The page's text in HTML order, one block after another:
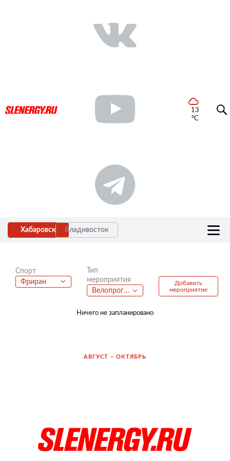
13
°C
Хабаровск Владивосток
Спорт
Фриран
Тип
мероприятия
Велопрогулка
Добавить
мероприятие
Ничего не запланировано
АВГУСТ – ОКТЯБРЬ